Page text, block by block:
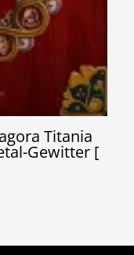
Titania
Gewitter [